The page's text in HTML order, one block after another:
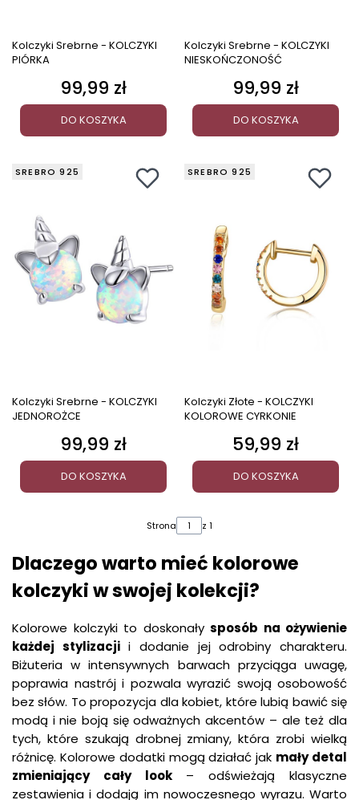
Kolczyki Srebrne - KOLCZYKI
PIÓRKA
Cena
99,99 zł
DO KOSZYKA
Kolczyki Srebrne - KOLCZYKI
NIESKOŃCZONOŚĆ
Cena
99,99 zł
DO KOSZYKA
SREBRO 925
Kolczyki Srebrne - KOLCZYKI
JEDNOROŻCE
Cena
99,99 zł
DO KOSZYKA
SREBRO 925
Kolczyki Złote - KOLCZYKI
KOLOROWE CYRKONIE
Cena
59,99 zł
DO KOSZYKA
Strona z 1
Dlaczego warto mieć kolorowe
kolczyki w swojej kolekcji?
Kolorowe kolczyki to doskonały sposób na ożywienie
każdej stylizacjii dodanie jej odrobiny charakteru.
Biżuteria w intensywnych barwach przyciąga uwagę,
poprawia nastrój i pozwala wyrazić swoją osobowość
bez słów. To propozycja dla kobiet, które lubią bawić się
modą i nie boją się odważnych akcentów – ale też dla
tych, które szukają drobnej zmiany, która zrobi wielką
różnicę. Kolorowe dodatki mogą działać jak mały detal
zmieniający cały look– odświeżają klasyczne
zestawienia i dodają im nowoczesnego wyrazu. Warto